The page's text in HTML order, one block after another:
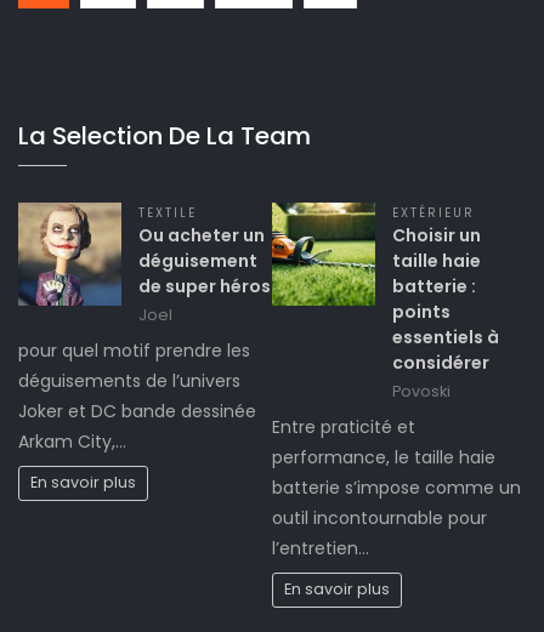
La Selection De La Team
TEXTILE
Ou acheter un
déguisement
de super héros
Joel
pour quel motif prendre les
déguisements de l’univers
Joker et DC bande dessinée
Arkam City,…
En savoir plus
EXTÉRIEUR
Choisir un
taille haie
batterie :
points
essentiels à
considérer
Povoski
Entre praticité et
performance, le taille haie
batterie s’impose comme un
outil incontournable pour
l’entretien…
En savoir plus